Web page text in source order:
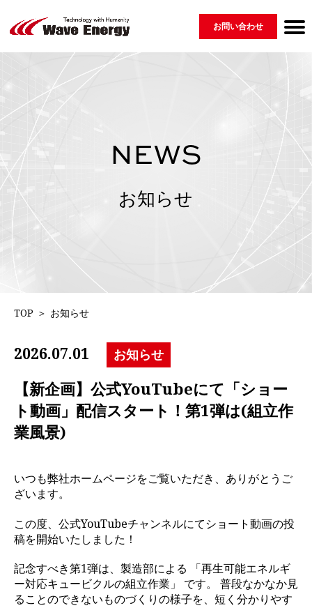
Wave Energyについて
製品紹介 ▾
お問い合わせ
NEWS
お知らせ
TOP ＞ お知らせ
2026.07.01 お知らせ
【新企画】公式YouTubeにて「ショー
ト動画」配信スタート！第1弾は(組立作
業風景)
いつも弊社ホームページをご覧いただき、ありがとうご
ざいます。
この度、公式YouTubeチャンネルにてショート動画の投
稿を開始いたしました！
記念すべき第1弾は、製造部による
「再生可能エネルギ
ー対応キュービクルの組立作業」
です。 普段なかなか見
ることのできないものづくりの様子を、短く分かりやす